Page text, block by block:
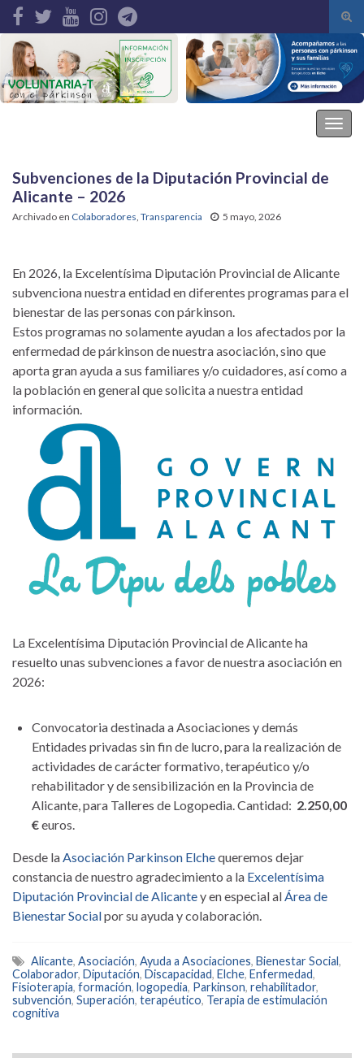
de
Search for:
Subvenciones de la Diputación Provincial de
Alicante – 2026
Archivado en Colaboradores, Transparencia 5 mayo, 2026
En 2026, la Excelentísima Diputación Provincial de Alicante
subvenciona nuestra entidad en diferentes programas para el
bienestar de las personas con párkinson.
Estos programas no solamente ayudan a los afectados por la
enfermedad de párkinson de nuestra asociación, sino que
aporta gran ayuda a sus familiares y/o cuidadores, así como a
la población en general que solicita a nuestra entidad
información.
La Excelentísima Diputación Provincial de Alicante ha
resuelto unas subvenciones a favor de nuestra asociación en
2026:
Convocatoria destinada a Asociaciones y demás
Entidades privadas sin fin de lucro, para la realización de
actividades de carácter formativo, terapéutico y/o
rehabilitador y de sensibilización en la Provincia de
Alicante, para Talleres de Logopedia. Cantidad: 2.250,00
€euros.
Desde la Asociación Parkinson Elchequeremos dejar
constancia de nuestro agradecimiento a la Excelentísima
Diputación Provincial de Alicantey en especial al Área de
Bienestar Socialpor su ayuda y colaboración.
Alicante, Asociación, Ayuda a Asociaciones, Bienestar Social,
Colaborador, Diputación, Discapacidad, Elche, Enfermedad,
Fisioterapia, formación, logopedia, Parkinson, rehabilitador,
subvención, Superación, terapéutico, Terapia de estimulación
cognitiva